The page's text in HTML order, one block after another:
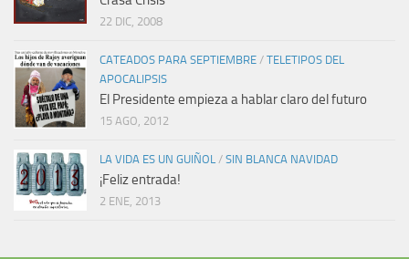
22 DIC, 2008
CATEADOS PARA SEPTIEMBRE / TELETIPOS DEL
APOCALIPSIS
El Presidente empieza a hablar claro del futuro
15 AGO, 2012
LA VIDA ES UN GUIÑOL / SIN BLANCA NAVIDAD
¡Feliz entrada!
2 ENE, 2013